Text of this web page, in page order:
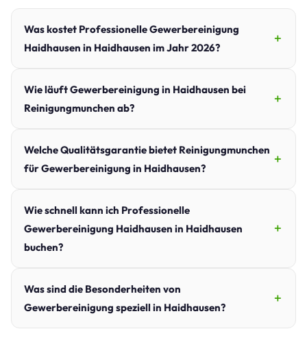
Was kostet Professionelle Gewerbereinigung
Haidhausen in Haidhausen im Jahr 2026?
Wie läuft Gewerbereinigung in Haidhausen bei
Reinigungmunchen ab?
Welche Qualitätsgarantie bietet Reinigungmunchen
für Gewerbereinigung in Haidhausen?
Wie schnell kann ich Professionelle
Gewerbereinigung Haidhausen in Haidhausen
buchen?
Was sind die Besonderheiten von
Gewerbereinigung speziell in Haidhausen?